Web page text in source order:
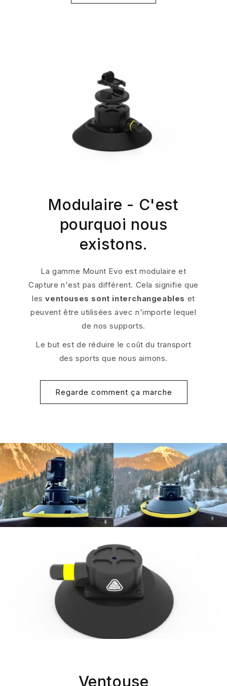
Modulaire - C'est
pourquoi nous
existons.
La gamme Mount Evo est modulaire et
Capture n'est pas différent. Cela signifie que
lesventouses sont interchangeables et
peuvent être utilisées avec n'importe lequel
de nos supports.
Le but est de réduire le coût du transport
des sports que nous aimons.
Regarde comment ça marche
Ventouse